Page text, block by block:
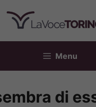
Menu
di